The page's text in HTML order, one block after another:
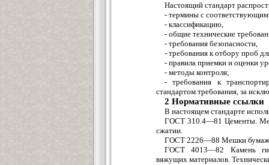
Настоящий стандарт
- термины с
- классификацию,
- общие технические
- требования безопасности,
- требования к отбору проб
- правила приемки и оценки
- методы контроля;
- требования к
стандартом требования, за
2 Нормативные
В настоящем стандарте
ГОСТ 310.4—81 Цементы.
сжатии.
ГОСТ 2226—88 Мешки
ГОСТ 4013—82 Камень
вяжущих материалов.